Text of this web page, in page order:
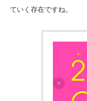
ていく存在ですね。